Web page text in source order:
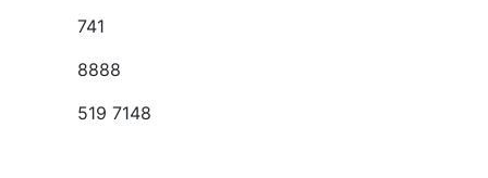
741
8888
519 7148